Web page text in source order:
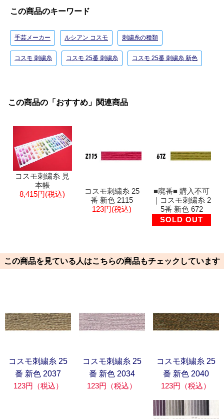
この商品のキーワード
手芸メーカー ルシアン コスモ 刺繍糸の種類
コスモ 刺繍糸 コスモ 25番 刺繍糸 コスモ 25番 刺繍糸 新色
この商品の「おすすめ」関連商品
コスモ刺繍糸 見
本帳
8,415円(税込)
コスモ刺繍糸 25
番 新色 2115
123円(税込)
■廃番■ 購入不可
｜コスモ刺繍糸 2
5番 新色 672
SOLD OUT
この商品を見ている人はこちらの商品もチェックしています
コスモ刺繍糸 25
番 新色 2037
123円（税込）
コスモ刺繍糸 25
番 新色 2034
123円（税込）
コスモ刺繍糸 25
番 新色 2040
123円（税込）